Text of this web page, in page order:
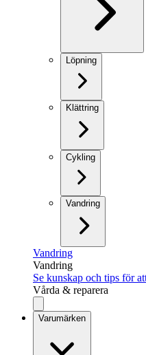
Löpning
Klättring
Cykling
Vandring
Vandring
Vandring
Se kunskap och tips för
Vårda & reparera
Varumärken